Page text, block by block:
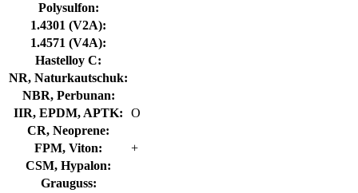
Polysulfon:
1.4301 (V2A):
1.4571 (V4A):
Hastelloy C:
NR, Naturkautschuk:
NBR, Perbunan:
IIR, EPDM, APTK:
O
CR, Neoprene:
FPM, Viton:
+
CSM, Hypalon:
Grauguss: